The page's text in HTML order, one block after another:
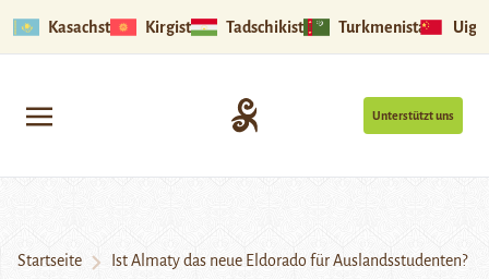
Kasachstan Kirgistan Tadschikistan Turkmenistan
Unterstützt uns
Startseite Ist Almaty das neue Eldorado für Auslandsstudenten?